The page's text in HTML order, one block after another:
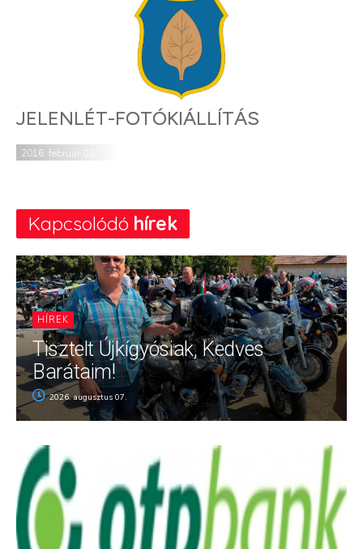
JELENLÉT-FOTÓKIÁLLÍTÁS
2016. február 02.
Kapcsolódó hírek
HÍREK
Tisztelt Újkígyósiak, Kedves
Barátaim!
2026. augusztus 07.